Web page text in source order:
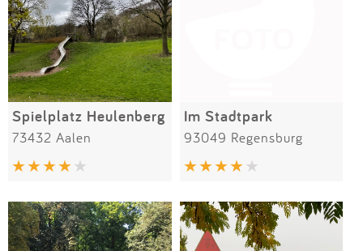
Spielplatz Heulenberg
73432 Aalen
Im Stadtpark
93049 Regensburg